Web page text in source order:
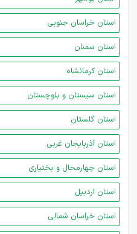
استان خراسان جنوبی
استان سمنان
استان کرمانشاه
استان سیستان و بلوچستان
استان گلستان
استان آذربایجان غربی
استان چهارمحال و بختیاری
استان اردبیل
استان خراسان شمالی